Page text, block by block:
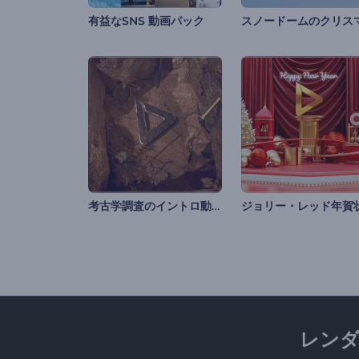
有益なSNS 動画パック
考古学調査のイントロ動画 ジョリー・レッド年賀
レン